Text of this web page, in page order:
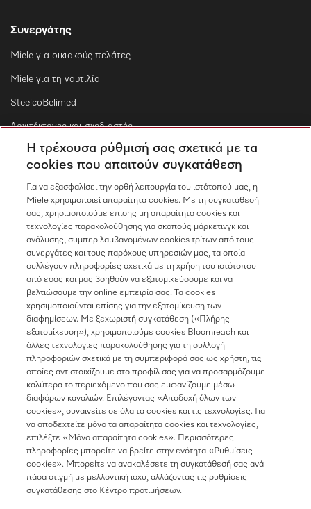
Συνεργάτης
Miele για οικιακούς πελάτες
Miele για τη ναυτιλία
SteelcoBelimed
Αρχιτέκτονες και σχεδιαστές
Για εμπορικούς συνεργάτες
Επικοινωνία
Επισκόπηση επικοινωνίας
Πωλήσεις
210 6794444
Εξυπηρέτηση πελατών
210 6794444
Ακολουθήστε τη Miele Professional
Η τρέχουσα ρύθμισή σας σχετικά με τα
cookies που απαιτούν συγκατάθεση
Για να εξασφαλίσει την ορθή λειτουργία του ιστότοπού μας, η
Miele χρησιμοποιεί απαραίτητα cookies. Με τη συγκατάθεσή
σας, χρησιμοποιούμε επίσης μη απαραίτητα cookies και
τεχνολογίες παρακολούθησης για σκοπούς μάρκετινγκ και
ανάλυσης, συμπεριλαμβανομένων cookies τρίτων από τους
συνεργάτες και τους παρόχους υπηρεσιών μας, τα οποία
συλλέγουν πληροφορίες σχετικά με τη χρήση του ιστότοπου
από εσάς και μας βοηθούν να εξατομικεύσουμε και να
βελτιώσουμε την online εμπειρία σας. Τα cookies
χρησιμοποιούνται επίσης για την εξατομίκευση των
διαφημίσεων. Με ξεχωριστή συγκατάθεση («Πλήρης
εξατομίκευση»), χρησιμοποιούμε cookies Bloomreach και
άλλες τεχνολογίες παρακολούθησης για τη συλλογή
πληροφοριών σχετικά με τη συμπεριφορά σας ως χρήστη, τις
οποίες αντιστοιχίζουμε στο προφίλ σας για να προσαρμόζουμε
καλύτερα το περιεχόμενο που σας εμφανίζουμε μέσω
διαφόρων καναλιών. Επιλέγοντας «Αποδοχή όλων των
cookies», συναινείτε σε όλα τα cookies και τις τεχνολογίες. Για
να αποδεχτείτε μόνο τα απαραίτητα cookies και τεχνολογίες,
επιλέξτε «Μόνο απαραίτητα cookies». Περισσότερες
πληροφορίες μπορείτε να βρείτε στην ενότητα «Ρυθμίσεις
cookies». Μπορείτε να ανακαλέσετε τη συγκατάθεσή σας ανά
πάσα στιγμή με μελλοντική ισχύ, αλλάζοντας τις ρυθμίσεις
συγκατάθεσης στο Κέντρο προτιμήσεων.